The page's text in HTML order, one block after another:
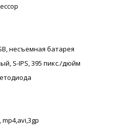
несъемная батарея
S-IPS, 395 пикс./дюйм